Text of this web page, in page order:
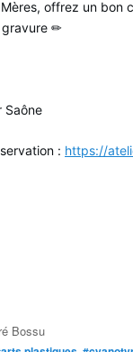
offrez un bon
gravure ✏
Saône
: https://
Bossu